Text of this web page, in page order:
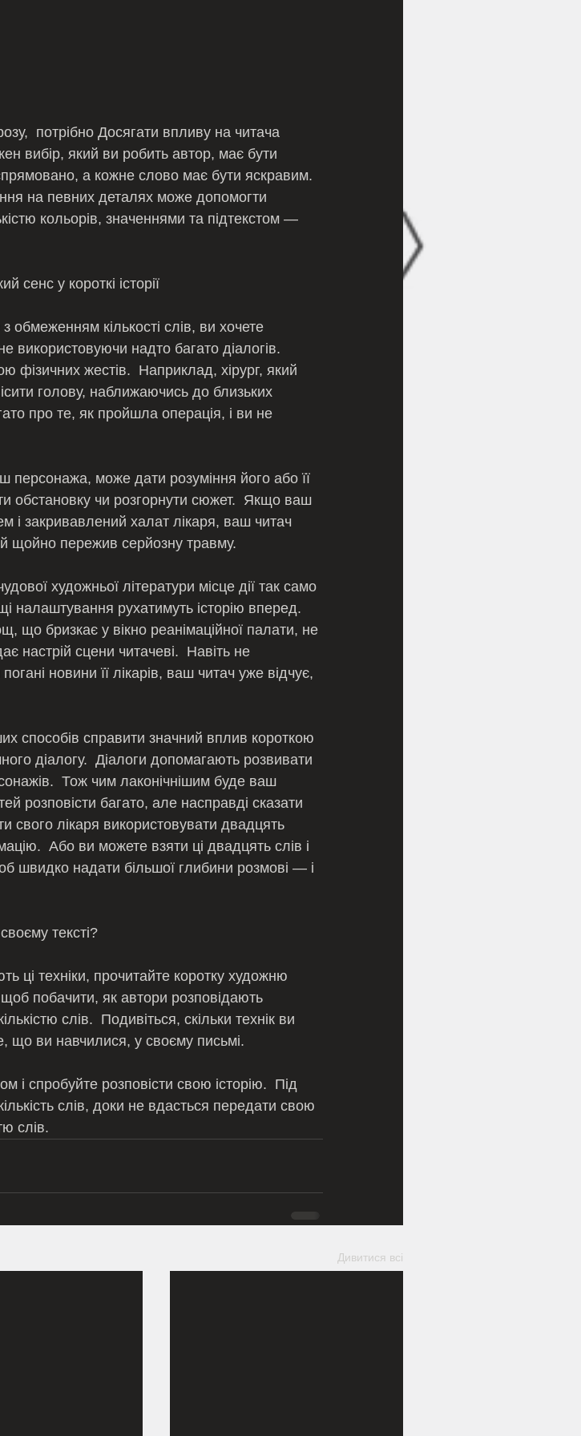
потрібно Досягати впливу на читача
вибір, який ви робить автор, має бути
а кожне слово має бути яскравим.
на певних деталях може допомогти
кольорів, значеннями та підтекстом —
сенс у короткі історії
використовуючи надто багато діалогів.
фізичних жестів.  Наприклад, хірург, який
голову, наближаючись до близьких
про те, як пройшла операція, і ви не
обстановку чи розгорнути сюжет.  Якщо ваш
і закривавлений халат лікаря, ваш читач
щойно пережив серйозну травму.
налаштування рухатимуть історію вперед.
що бризкає у вікно реанімаційної палати, не
настрій сцени читачеві.  Навіть не
новини її лікарів, ваш читач уже відчує,
діалогу.  Діалоги допомагають розвивати
Тож чим лаконічнішим буде ваш
розповісти багато, але насправді сказати
лікаря використовувати двадцять
Або ви можете взяти ці двадцять слів і
швидко надати більшої глибини розмові — і
тексті?
побачити, як автори розповідають
слів.  Подивіться, скільки технік ви
що ви навчилися, у своєму письмі.
слів, доки не вдасться передати свою
слів.
Дивитися всі